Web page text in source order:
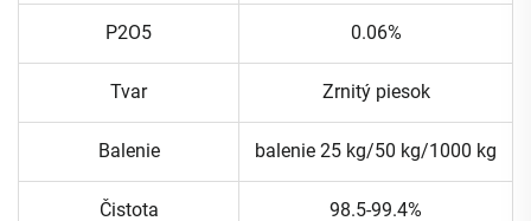
P2O5 0.06%
Tvar Zrnitý piesok
Balenie balenie 25 kg/50 kg/1000 kg
Čistota 98.5-99.4%